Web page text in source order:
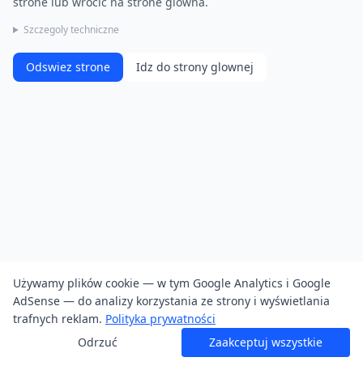
Szczegoly techniczne
Odswiez strone Idz do strony glownej
Używamy plików cookie — w tym Google Analytics i Google
AdSense — do analizy korzystania ze strony i wyświetlania
trafnych reklam. Polityka prywatności
Odrzuć
Zaakceptuj wszystkie